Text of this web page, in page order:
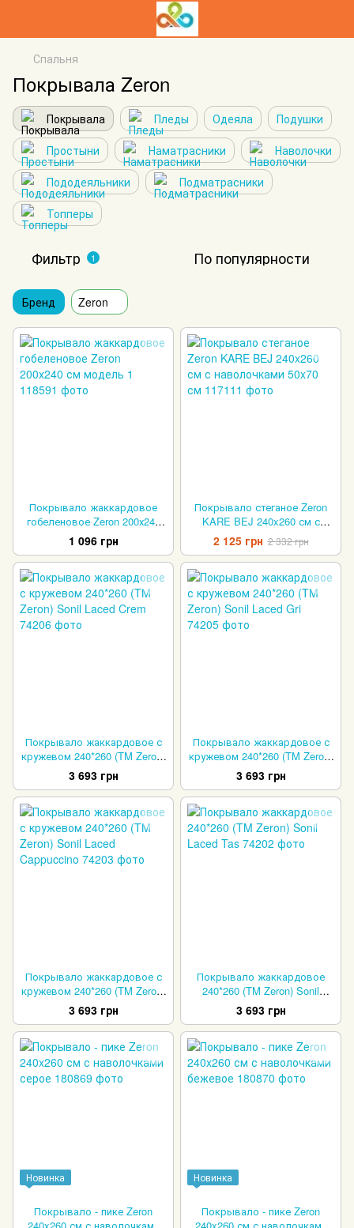
Спальня
Покрывала Zeron
Покрывала Пледы Одеяла
Подушки
Простыни
Наматрасники
Наволочки
Пододеяльники
Подматрасники
Топперы
Фильтр 1 По популярности
Бренд Zeron
Покрывало жаккардовое
гобеленовое Zeron 200х240
см модель 1
1 096 грн
Покрывало стеганое Zeron
KARE BEJ 240x260 см с
наволочками 50x70 см
2 125 грн 2 332 грн
Покрывало жаккардовое с
кружевом 240*260 (TM Zeron)
Sonil Laced Crem
3 693 грн
Покрывало жаккардовое с
кружевом 240*260 (TM Zeron)
Sonil Laced Gri
3 693 грн
Покрывало жаккардовое с
кружевом 240*260 (TM Zeron)
Sonil Laced Cappuccino
3 693 грн
Покрывало жаккардовое
240*260 (TM Zeron) Sonil
Laced Tas
3 693 грн
Новинка
Покрывало - пике Zeron
Новинка
Покрывало - пике Zeron